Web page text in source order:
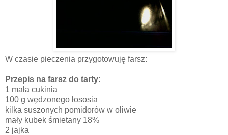
W czasie pieczenia przygotowuję farsz:
Przepis na farsz do tarty:
1 mała cukinia
100 g wędzonego łososia
kilka suszonych pomidorów w oliwie
mały kubek śmietany 18%
2 jajka